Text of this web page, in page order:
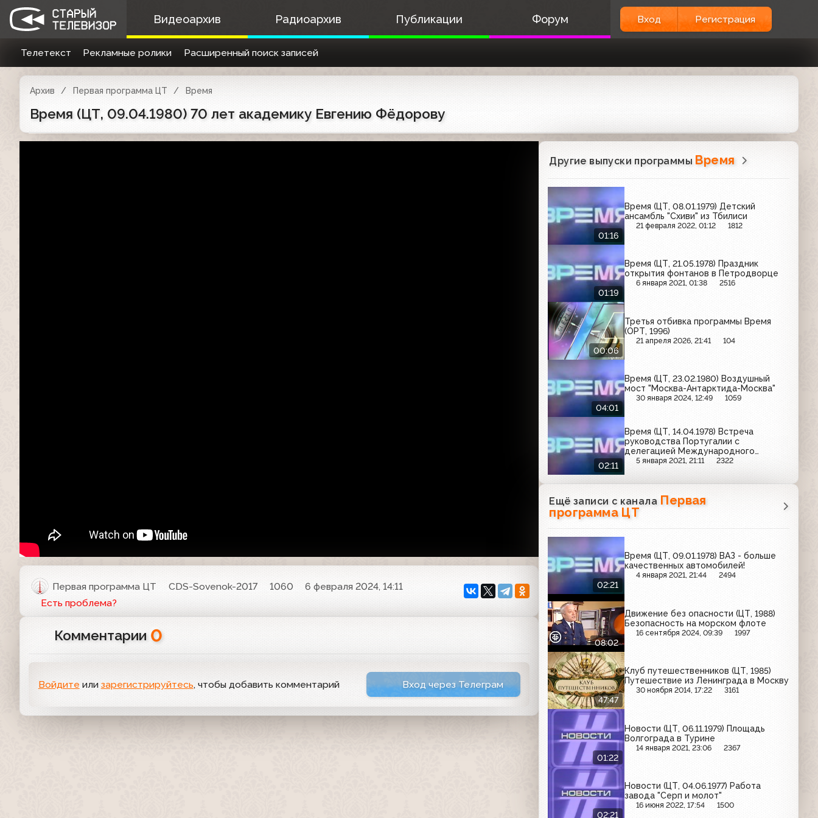
Видеоархив Радиоархив Публикации Форум Вход Регистрация
Телетекст Рекламные ролики Расширенный поиск записей
Архив Первая программа ЦТ Время
Время (ЦТ, 09.04.1980) 70 лет академику Евгению Фёдорову
Первая программа ЦТ CDS-Sovenok-2017 1060
6 февраля 2024, 14:11
Есть проблема?
Комментарии 0
Войдите или зарегистрируйтесь, чтобы добавить комментарий Вход через Телеграм
Другие выпуски программы Время
01:16
Время (ЦТ, 08.01.1979) Детский
ансамбль "Схиви" из Тбилиси
21 февраля 2022, 01:12 1812
01:19
Время (ЦТ, 21.05.1978) Праздник
открытия фонтанов в Петродворце
6 января 2021, 01:38 2516
00:06
Третья отбивка программы Время
(ОРТ, 1996)
21 апреля 2026, 21:41 104
04:01
Время (ЦТ, 23.02.1980) Воздушный
мост "Москва-Антарктида-Москва"
30 января 2024, 12:49 1059
02:11
Время (ЦТ, 14.04.1978) Встреча
руководства Португалии с
делегацией Международного
Валютного фонда
5 января 2021, 21:11 2322
Ещё записи с канала Первая
программа ЦТ
02:21
Время (ЦТ, 09.01.1978) ВАЗ - больше
качественных автомобилей!
4 января 2021, 21:44 2494
08:02
Движение без опасности (ЦТ, 1988)
Безопасность на морском флоте
16 сентября 2024, 09:39 1997
47:47
Клуб путешественников (ЦТ, 1985)
Путешествие из Ленинграда в Москву
30 ноября 2014, 17:22 3161
01:22
Новости (ЦТ, 06.11.1979) Площадь
Волгограда в Турине
14 января 2021, 23:06 2367
02:21
Новости (ЦТ, 04.06.1977) Работа
завода "Серп и молот"
16 июня 2022, 17:54 1500